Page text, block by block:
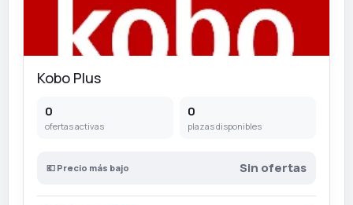
Kobo Plus
0
ofertas activas
0
plazas disponibles
💶 Precio más bajo Sin ofertas